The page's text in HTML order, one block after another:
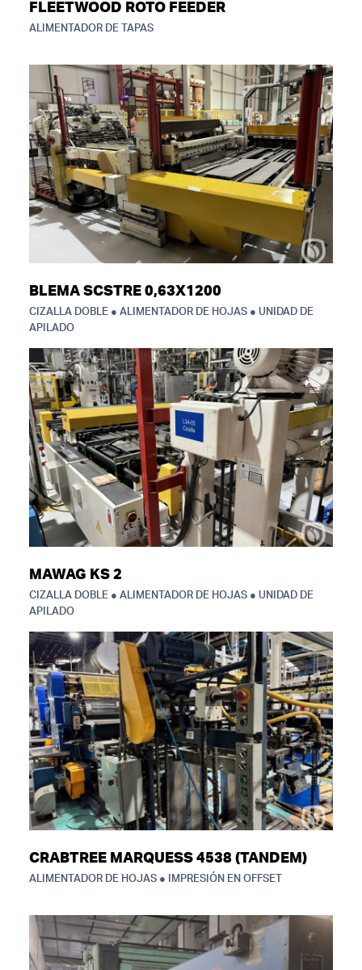
FLEETWOOD ROTO FEEDER
ALIMENTADOR DE TAPAS
BLEMA SCSTRE 0,63X1200
CIZALLA DOBLE ● ALIMENTADOR DE HOJAS ● UNIDAD DE
APILADO
MAWAG KS 2
CIZALLA DOBLE ● ALIMENTADOR DE HOJAS ● UNIDAD DE
APILADO
CRABTREE MARQUESS 4538 (TANDEM)
ALIMENTADOR DE HOJAS ● IMPRESIÓN EN OFFSET